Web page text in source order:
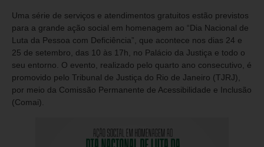
Uma série de serviços e atendimentos gratuitos estão previstos
para a grande ação social em homenagem ao “Dia Nacional de
Luta da Pessoa com Deficiência”, que acontece nos dias 24 e
25 de setembro, das 10 às 17h, no Palácio da Justiça e todo o
seu entorno. O evento, realizado pelo quarto ano consecutivo, é
promovido pelo Tribunal de Justiça do Rio de Janeiro (TJRJ),
por meio da Comissão Permanente de Acessibilidade e Inclusão
(Comai).